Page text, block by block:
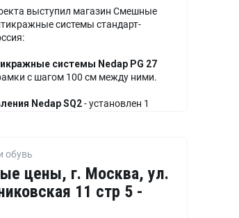
выступил магазин Смешные
системы стандарт-
системы Nedap PG 27
с шагом 100 см между ними.
Nedap SQ2- установлен 1
обувь
цены, г. Москва, ул.
11 стр 5 -